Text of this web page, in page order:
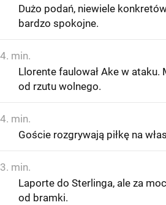
Dużo podań, niewiele
bardzo spokojne.
4. min.
Llorente faulował Ake w ataku.
od rzutu wolnego.
4. min.
Goście rozgrywają piłkę na
3. min.
Laporte do Sterlinga, ale za
od bramki.